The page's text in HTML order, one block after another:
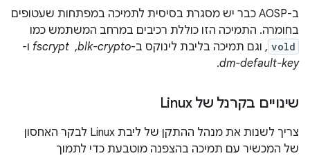
ב-AOSP כבר יש מסגרת בסיסית לתמיכה במפתחות שעטופים
בחומרה. התמיכה הזו כוללת רכיבים במרחב המשתמש כמו
vold , וגם תמיכה בליבת לינוקס ב-blk-crypto
, ‏
fscrypt ו-
dm-default-key
.
שינויים בקרנל של Linux
צריך לשנות את מנהל ההתקן של ליבת Linux לבקר האחסון
של המכשיר עם תמיכה בהצפנה מוטבעת כדי לתמוך